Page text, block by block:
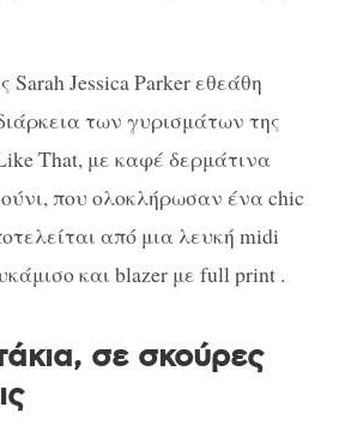
Jessica Parker εθεάθη
των γυρισμάτων της
That, με καφέ δερμάτινα
που ολοκλήρωσαν ένα chic
από μια λευκή midi
και blazer με full print .
σε σκούρες